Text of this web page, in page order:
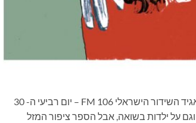
ספרים סופרים ומה שביניהם – תכנית ראיונות ברדיו קס"ם כאן תאגיד השידור הישראלי 106 FM – יום רביעי ה- 30
וגם על ילדות בשואה, אבל הספר ציפור המזל